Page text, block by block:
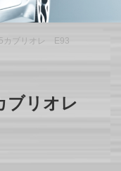
ブリオレ E93
ブリオレ